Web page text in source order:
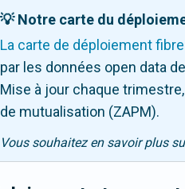
💡 Notre carte du
La carte de déploiement fibre
par les données open data
Mise à jour chaque
de mutualisation (ZAPM).
Vous souhaitez en savoir plus